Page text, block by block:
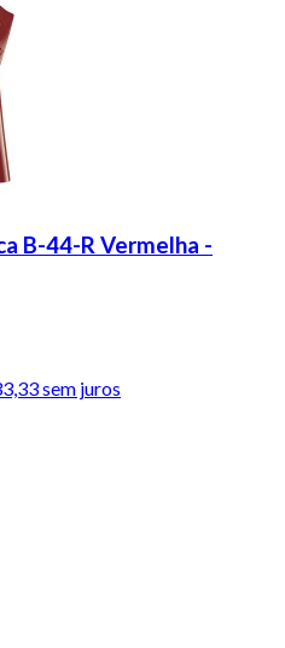
B-44-R Vermelha -
sem juros